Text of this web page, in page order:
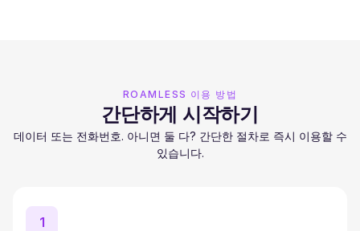
ROAMLESS 이용 방법
간단하게 시작하기
데이터 또는 전화번호. 아니면 둘 다? 간단한 절차로 즉시 이용할 수
있습니다.
1